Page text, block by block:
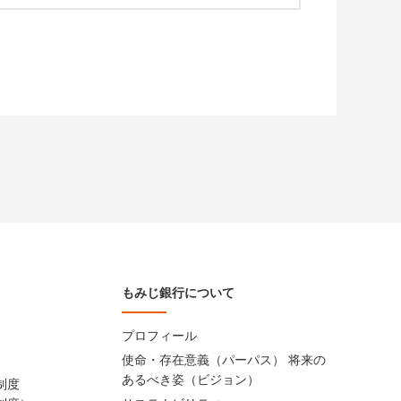
度
もみじ銀行について
プロフィール
使命・存在意義（パーパス） 将来の
あるべき姿（ビジョン）